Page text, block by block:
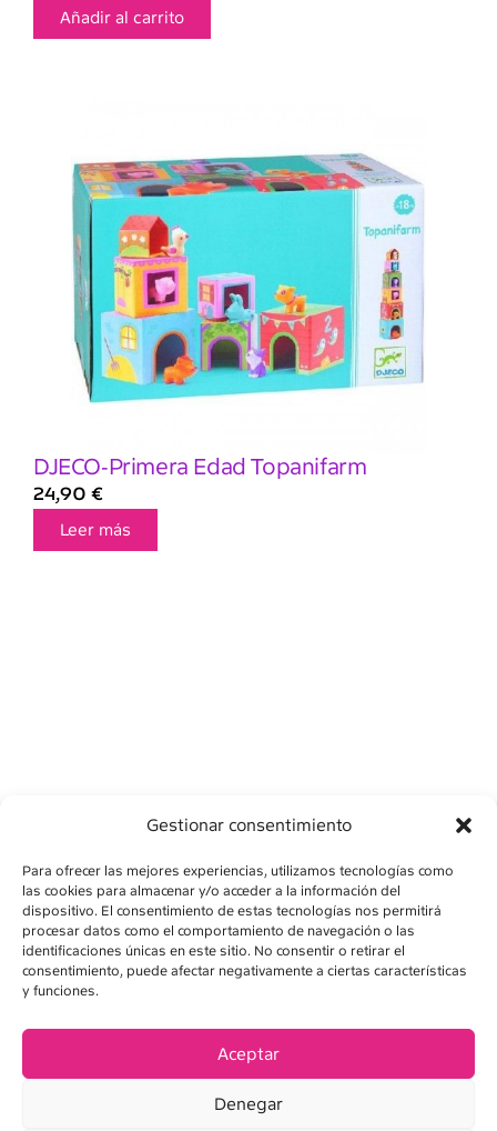
Gestionar consentimiento
Para ofrecer las mejores experiencias, utilizamos tecnologías como
las cookies para almacenar y/o acceder a la información del
dispositivo. El consentimiento de estas tecnologías nos permitirá
procesar datos como el comportamiento de navegación o las
identificaciones únicas en este sitio. No consentir o retirar el
consentimiento, puede afectar negativamente a ciertas características
y funciones.
Aceptar
Denegar
Añadir al carrito
DJECO-Primera Edad Topanifarm
24,90 €
Leer más
AVISO LEGAL
POLÍTICA DE PRIVACIDAD
CONDICIONES DE VENTA